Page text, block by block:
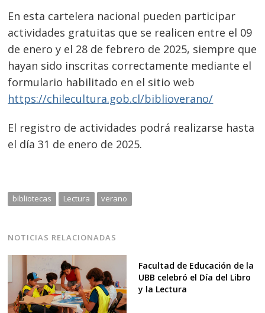
En esta cartelera nacional pueden participar
actividades gratuitas que se realicen entre el 09
de enero y el 28 de febrero de 2025, siempre que
hayan sido inscritas correctamente mediante el
formulario habilitado en el sitio web
https://chilecultura.gob.cl/biblioverano/
El registro de actividades podrá realizarse hasta
el día 31 de enero de 2025.
bibliotecas Lectura verano
NOTICIAS RELACIONADAS
Facultad de Educación de la
UBB celebró el Día del Libro
y la Lectura